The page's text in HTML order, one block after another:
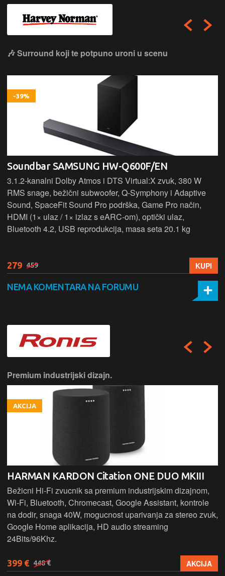
🎶 Surround koji te potpuno uroni u scenu
-39%
Soundbar SAMSUNG HW-Q600F/EN
3.1.2‑kanalni Dolby Atmos i DTS Virtual:X zvuk, 380 W
RMS snage, bežični subwoofer, Q‑Symphony i Adaptive
Sound, SpaceFit Sound Pro podrška, Game Pro način,
HDMI (1× ulaz / 1× izlaz s eARC‑om), optički ulaz,
Bluetooth 4.2, USB reprodukcija, masa seta 20.1 kg
279 459 KUPI
NEMA KOMENTARA NA FORUMU
Premium industrijski dizajn.
AKCIJA
HARMAN KARDON Citation ONE DUO MKIII
Bežicni Hi-Fi zvucnik sa premium industrijskim dizajnom,
Wi-Fi, Bluetooth, Chromecast, Google Assistant, kontrole
na dodir, snaga 40W, mogucnost uparivanja za stereo zvuk,
Google Home aplikacija, HD audio streaming
24Bits/96Khz.
399 € 448 € AKCIJA